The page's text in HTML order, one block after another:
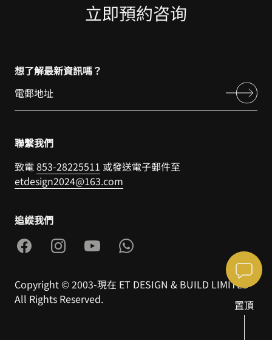
立即預約咨询
想了解最新資訊嗎？
聯繫我們
致電853-28225511 或發送電子郵件至
etdesign2024@163.com
追縱我們
Copyright © 2003-現在 ET DESIGN & BUILD LIMITED
All Rights Reserved.
置頂